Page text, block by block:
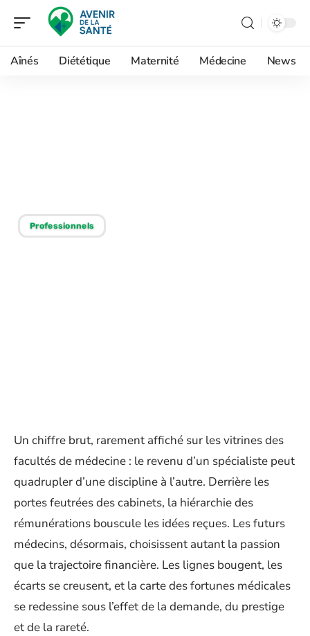
Aînés Diététique Maternité Médecine News
Professionnels
Un chiffre brut, rarement affiché sur les vitrines des
facultés de médecine : le revenu d’un spécialiste peut
quadrupler d’une discipline à l’autre. Derrière les
portes feutrées des cabinets, la hiérarchie des
rémunérations bouscule les idées reçues. Les futurs
médecins, désormais, choisissent autant la passion
que la trajectoire financière. Les lignes bougent, les
écarts se creusent, et la carte des fortunes médicales
se redessine sous l’effet de la demande, du prestige
et de la rareté.